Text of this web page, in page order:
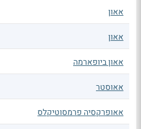
אאון
אאון
אאון ביופארמה
אאוסטר
אאופרקסיה פרמסוטיקלס